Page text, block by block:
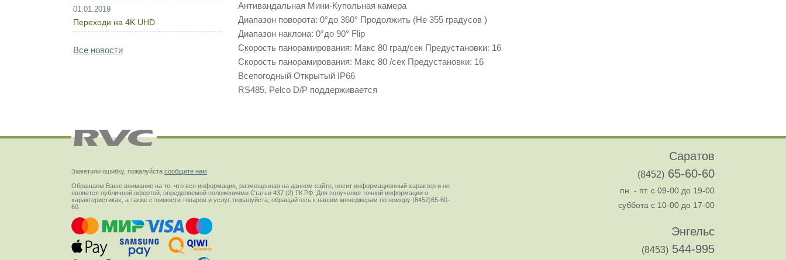
Антивандальная Мини-Купольная камера
Диапазон поворота: 0°до 360° Продолжить (Не 355 градусов )
Диапазон наклона: 0°до 90° Flip
Скорость панорамирования: Макс 80 град/сек Предустановки: 16
Скорость панорамирования: Макс 80 /сек Предустановки: 16
Всепогодный Открытый IP66
RS485, Pelco D/P поддерживается
01.01.2019
Переходи на 4K UHD
Все новости
Заметили ошибку, пожалуйста сообщите нам
Обращаем Ваше внимание на то, что вся информация, размещенная на данном сайте, носит информационный характер и не
является публичной офертой, определяемой положениями Статьи 437 (2) ГК РФ. Для получения точной информации о
характеристиках, а также стоимости товаров и услуг, пожалуйста, обращайтесь к нашим менеджерам по номеру (8452)65-60-
60.
Саратов
(8452) 65-60-60
пн. - пт. с 09-00 до 19-00
суббота с 10-00 до 17-00
Энгельс
(8453) 544-995